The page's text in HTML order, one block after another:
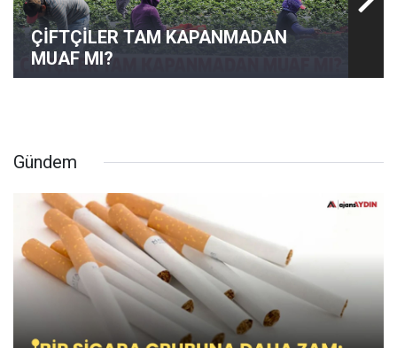
ÇİFTÇİLER TAM KAPANMADAN
MUAF MI?
Gündem